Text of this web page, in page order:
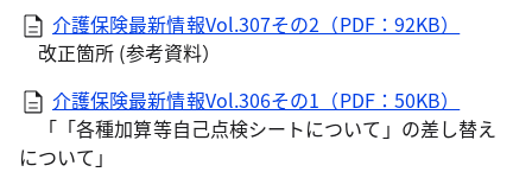
介護保険最新情報Vol.307その2（PDF：92KB）
改正箇所 (参考資料）
介護保険最新情報Vol.306その1（PDF：50KB）
「「各種加算等自己点検シートについて」の差し替え
について」